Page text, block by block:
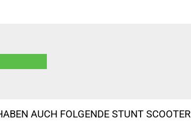
AUCH FOLGENDE STUNT SCOOTER